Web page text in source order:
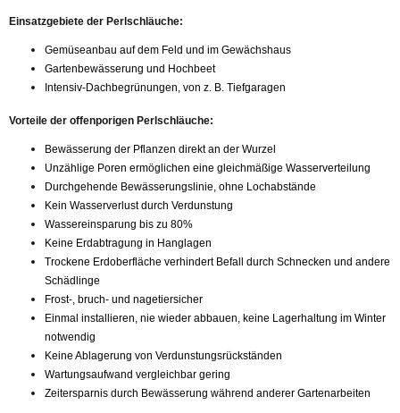
Einsatzgebiete der Perlschläuche:
Gemüseanbau auf dem Feld und im Gewächshaus
Gartenbewässerung und Hochbeet
Intensiv-Dachbegrünungen, von z. B. Tiefgaragen
Vorteile der offenporigen Perlschläuche:
Bewässerung der Pflanzen direkt an der Wurzel
Unzählige Poren ermöglichen eine gleichmäßige Wasserverteilung
Durchgehende Bewässerungslinie, ohne Lochabstände
Kein Wasserverlust durch Verdunstung
Wassereinsparung bis zu 80%
Keine Erdabtragung in Hanglagen
Trockene Erdoberfläche verhindert Befall durch Schnecken und andere
Schädlinge
Frost-, bruch- und nagetiersicher
Einmal installieren, nie wieder abbauen, keine Lagerhaltung im Winter
notwendig
Keine Ablagerung von Verdunstungsrückständen
Wartungsaufwand vergleichbar gering
Zeitersparnis durch Bewässerung während anderer Gartenarbeiten